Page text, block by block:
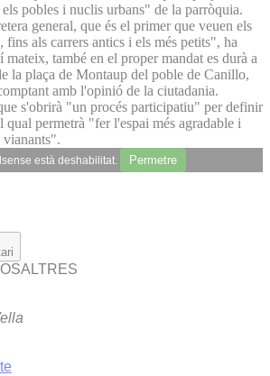
pobles i nuclis urbans" de la parròquia.
general, que és el primer que veuen els
fins als carrers antics i els més petits", ha
també en el proper mandat es durà a
la plaça de Montaup del poble de Canillo,
amb l'opinió de la ciutadania.
s'obrirà "un procés participatiu" per definir
qual permetrà "fer l'espai més agradable i
vianants".
està deshabilitat. Permetre